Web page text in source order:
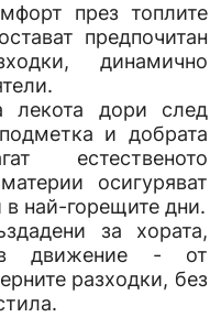
през топлите
предпочитан
динамично
лекота дори след
и добрата
естественото
осигуряват
най-горещите дни.
за хората,
движение - от
разходки, без